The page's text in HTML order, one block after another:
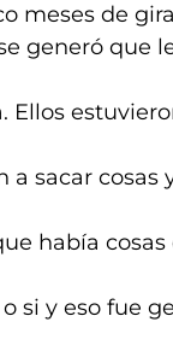
meses de
generó que
Ellos
a sacar cosas
había
si y eso fue